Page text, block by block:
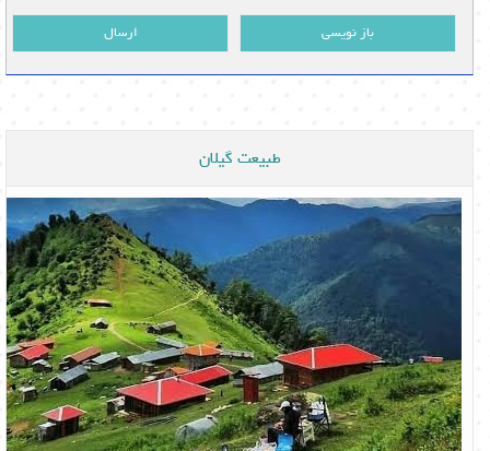
ارسال باز نویسی
طبیعت گیلان